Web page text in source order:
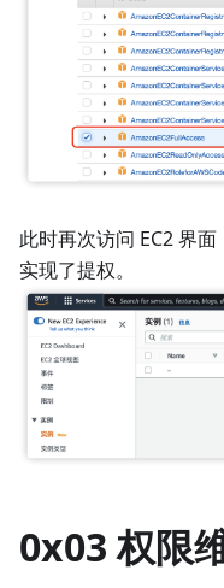
此时再次访问 EC2 界
实现了提权。
0x03 权限